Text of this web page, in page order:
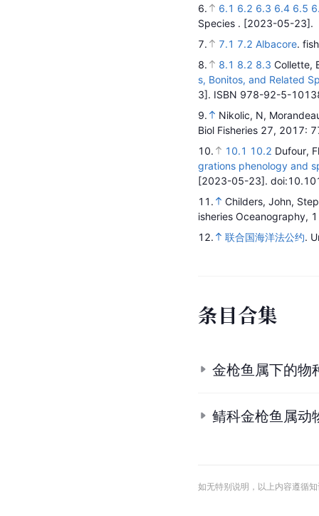
6.
6.1 6.2 6.3 6.4 6.5
Species . [2023-05-23].
7.
7.1 7.2 Albacore.
8.
8.1 8.2 8.3 Collette,
s, Bonitos, and Related
3]. ISBN 978-92-5-
9.
Nikolic, N,
Biol Fisheries 27, 2017:
10.
10.1 10.2 Dufour,
grations phenology and
[2023-05-23].
11.
Childers, John,
isheries Oceanography,
12.
联合国海洋法公约.
条目合集
金枪鱼属下的物
鲭科金枪鱼属动
如无特别说明，以上内容遵循